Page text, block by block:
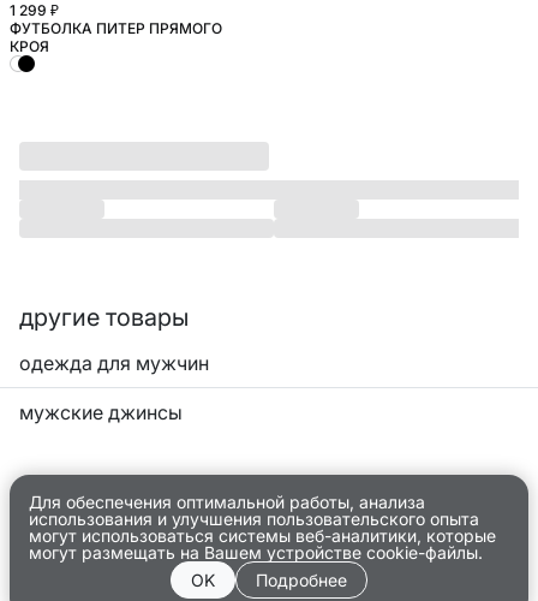
1 299 ₽
ФУТБОЛКА ПИТЕР ПРЯМОГО
КРОЯ
другие товары
одежда для мужчин
мужские джинсы
Для обеспечения оптимальной работы, анализа
использования и улучшения пользовательского опыта
могут использоваться системы веб-аналитики, которые
могут размещать на Вашем устройстве cookie-файлы.
OK
Подробнее